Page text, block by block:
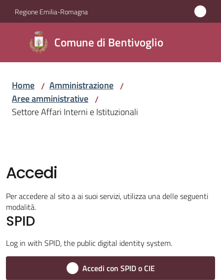
Vai al contenuto
Vai alla navigazione
Vai al footer
Regione Emilia-Romagna
Comune di Bentivoglio
Comune di
Bentivoglio
Amministrazione
Menu selezionato
Vivere
Bentivoglio
Amministrazione
Home / Amministrazione /
Aree amministrative /
Settore Affari Interni e Istituzionali
Accedi
Per accedere al sito a ai suoi servizi, utilizza una delle seguenti
modalità.
SPID
Log in with SPID, the public digital identity system.
Accedi con SPID o CIE